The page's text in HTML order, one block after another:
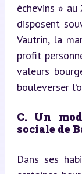
échevins »
disposent
Vautrin, la
profit
valeurs
bouleverser
C. Un
sociale de
Dans ses